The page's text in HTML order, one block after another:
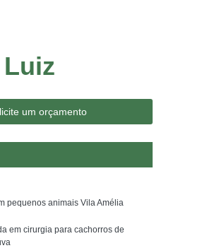
de Mim
Consulta Medico Veterinario
Veterinária para Gatos
Sumaré
Odontologista
um orçamento
pequenos animais Vila Amélia
em cirurgia para cachorros de